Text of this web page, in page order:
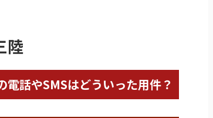
陸
話やSMSはどういった用件？